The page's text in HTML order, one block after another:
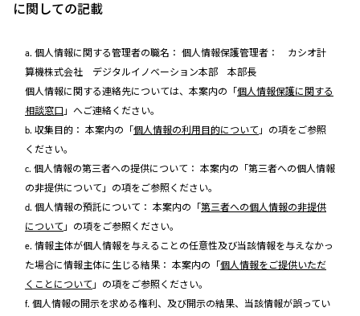
に関しての記載
a. 個人情報に関する管理者の職名： 個人情報保護管理者： カシオ計
算機株式会社 デジタルイノベーション本部 本部長
個人情報に関する連絡先については、本案内の「個人情報保護に関する
相談窓口 」へご連絡ください。
b. 収集目的： 本案内の「個人情報の利用目的について 」の項をご参照
ください。
c. 個人情報の第三者への提供について： 本案内の「第三者への個人情報
の非提供について」の項をご参照ください。
d. 個人情報の預託について： 本案内の「第三者への個人情報の非提供
について 」の項をご参照ください。
e. 情報主体が個人情報を与えることの任意性及び当該情報を与えなかっ
た場合に情報主体に生じる結果： 本案内の「個人情報をご提供いただ
くことについて 」の項をご参照ください。
f. 個人情報の開示を求める権利、及び開示の結果、当該情報が誤ってい